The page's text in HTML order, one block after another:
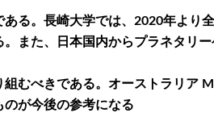
る。長崎大学では、2020年より
また、日本国内からプラネタリ
むべきである。オーストラリア
が今後の参考になる